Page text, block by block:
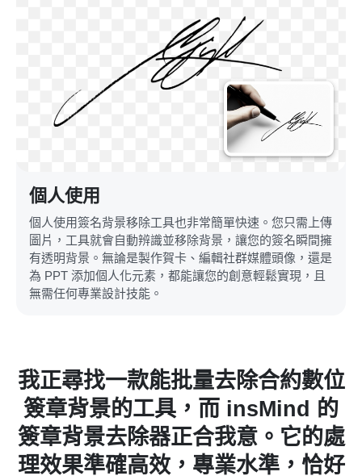
個人使用
個人使用簽名背景移除工具也非常簡單快速。您只需上傳
圖片，工具就會自動辨識並移除背景，讓您的簽名瞬間擁
有透明背景。無論是製作賀卡、編輯社群媒體頭像，還是
為 PPT 添加個人化元素，都能讓您的創意輕鬆實現，且
無需任何專業設計技能。
我正尋找一款能批量去除合約數位
簽章背景的工具，而 insMind 的
簽章背景去除器正合我意。它的處
理效果準確高效，專業水準，恰好